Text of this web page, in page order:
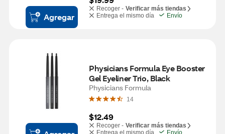
Agregar
Recoger - Verificar más tiendas
Entrega el mismo día
Envío
Physicians Formula Eye Booster
Gel Eyeliner Trio, Black
Physicians Formula
14
$12.49
Recoger - Verificar más tiendas
Entrega el mismo día
Envío